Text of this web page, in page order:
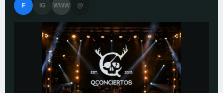
F IG WWW @